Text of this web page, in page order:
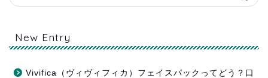
New Entry
Vivifica（ヴィヴィフィカ）フェイスパックってどう？口